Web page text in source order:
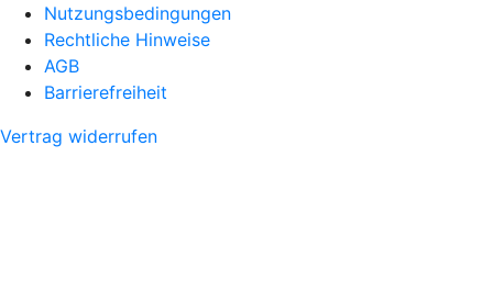
Nutzungsbedingungen
Rechtliche Hinweise
AGB
Barrierefreiheit
Vertrag widerrufen